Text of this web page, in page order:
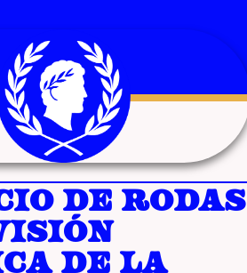
de Rodas
de la